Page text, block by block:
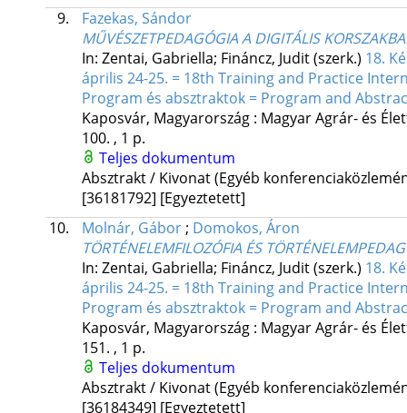
9.
Fazekas, Sándor
MŰVÉSZETPEDAGÓGIA A DIGITÁLIS
In: Zentai, Gabriella; Fináncz, Judit (szerk.) 18.
április 24-25. = 18th Training and Practice
Program és absztraktok = Program and
Kaposvár, Magyarország : Magyar Agrár- és
100. , 1 p.
Teljes dokumentum
Absztrakt / Kivonat (Egyéb
[36181792] [Egyeztetett]
10.
Molnár, Gábor; Domokos, Áron
TÖRTÉNELEMFILOZÓFIA ÉS
In: Zentai, Gabriella; Fináncz, Judit (szerk.) 18.
április 24-25. = 18th Training and Practice
Program és absztraktok = Program and
Kaposvár, Magyarország : Magyar Agrár- és
151. , 1 p.
Teljes dokumentum
Absztrakt / Kivonat (Egyéb
[36184349] [Egyeztetett]